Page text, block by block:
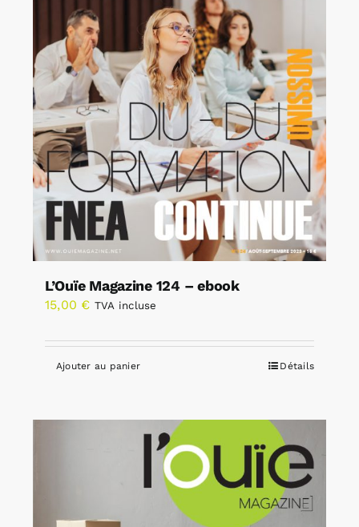
L’Ouïe Magazine 124 – ebook
15,00 € TVA incluse
Ajouter au panier Détails